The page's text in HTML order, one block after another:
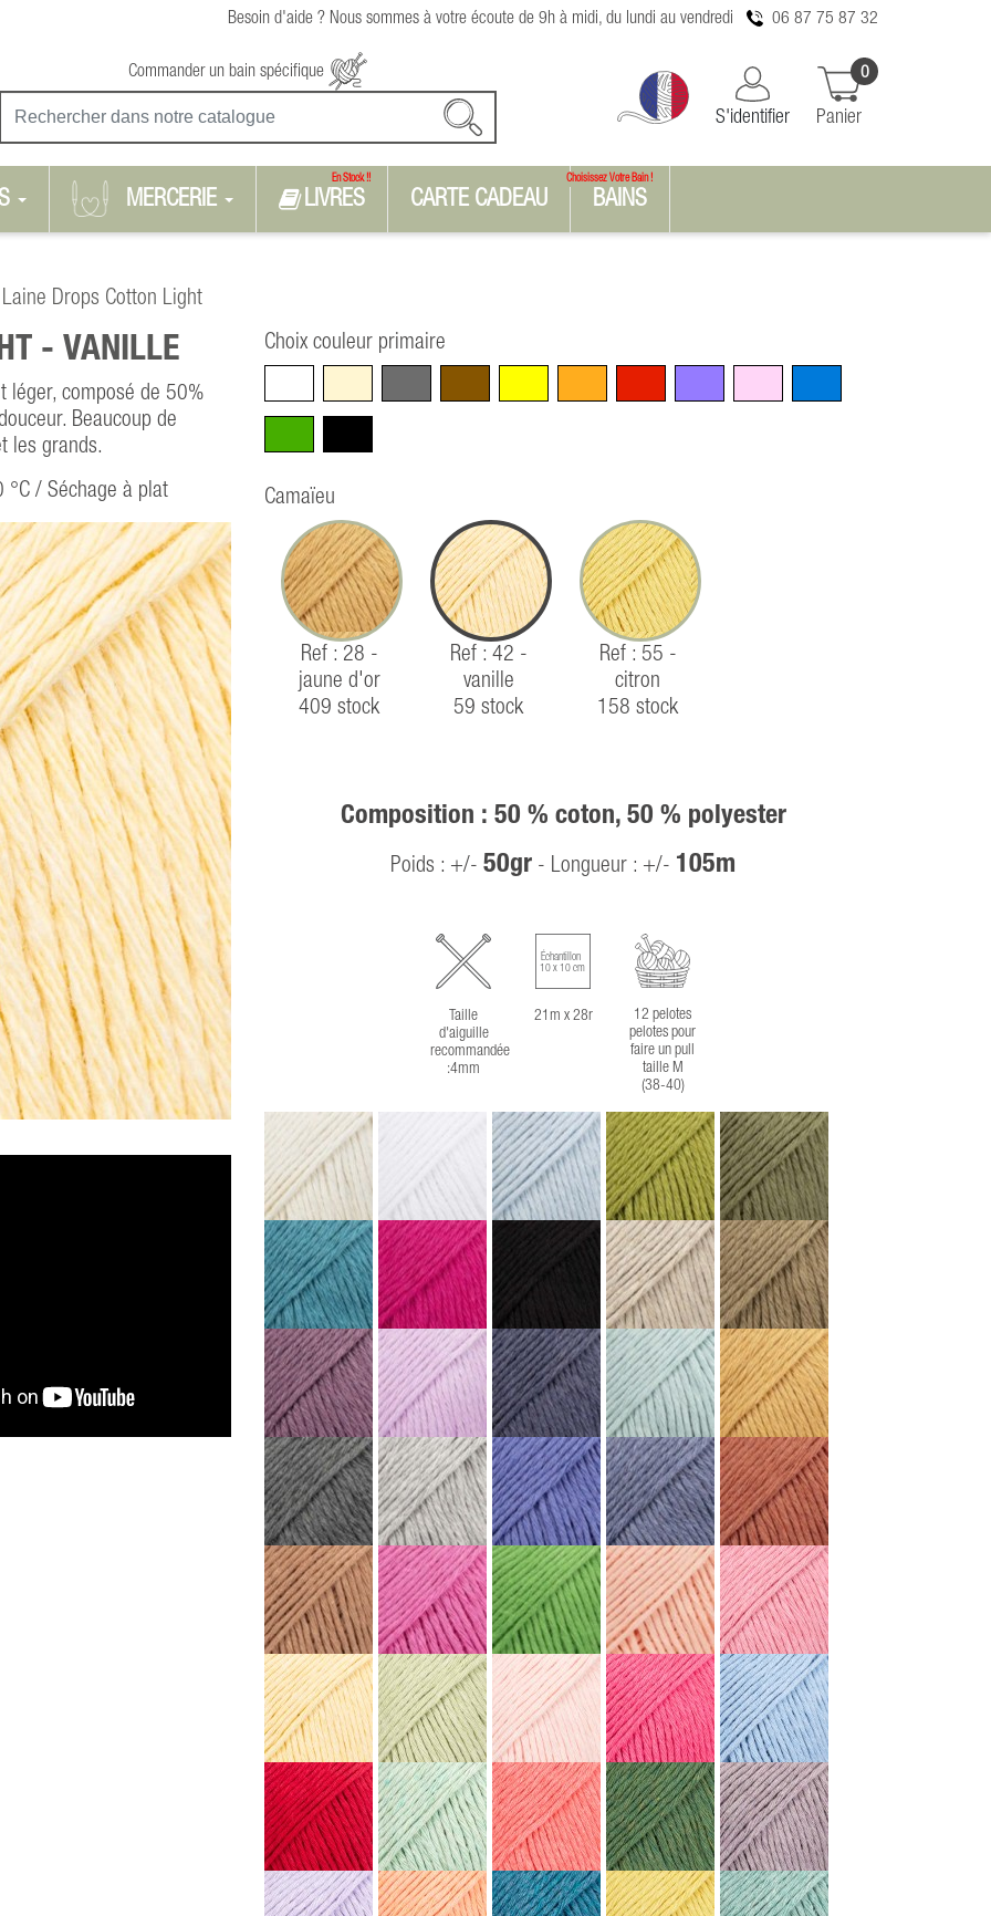
Besoin d'aide ? Nous sommes à votre écoute de 9h à midi, du lundi au vendredi 06 87 75 87 32
Commander un bain spécifique
S'identifier Panier
0
MERCERIE LIVRES
En Stock !!
CARTE CADEAU BAINS
Choisissez Votre Bain !
Laine Drops Cotton Light
- VANILLE
léger, composé de 50%
Beaucoup de
les grands.
°C / Séchage à plat
Choix couleur primaire
Camaïeu
Ref : 28 -
jaune d'or
409 stock
Ref : 42 -
vanille
59 stock
Ref : 55 -
citron
158 stock
Composition : 50 % coton, 50 % polyester
Poids : +/- 50gr - Longueur : +/- 105m
Taille
d'aiguille
recommandée
:4mm
Échantillon
10 x 10 cm
21m x 28r
12 pelotes
pelotes pour
faire un pull
taille M
(38-40)